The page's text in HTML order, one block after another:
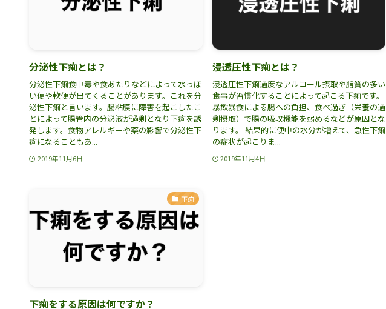
分泌性下痢とは？
分泌性下痢食中毒や食あたりなどによって水っぽ
い便や軟便が出てくることがあります。これを分
泌性下痢と言います。腸粘膜に障害を起こしたこ
とによって腸管内の分泌液が過剰となり下痢を誘
発します。食物アレルギーや薬の影響で分泌性下
痢になることもあ...
2019年11月6日
浸透圧性下痢とは？
浸透圧性下痢過度なアルコール摂取や脂質の多い
食事が習慣化することによって起こる下痢です。
暴飲暴食による腸への負担、食べ過ぎ（栄養の過
剰摂取）で腸の吸収機能を弱めるなどが原因とな
ります。 結果的に便中の水分が増えて、急性下痢
の症状が起こりま...
2019年11月4日
下痢
下痢をする原因は何ですか？